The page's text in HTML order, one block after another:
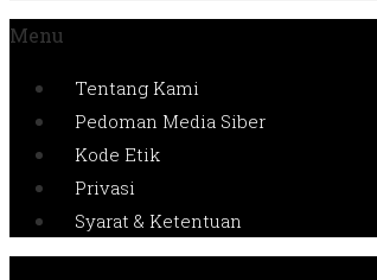
Menu
Tentang Kami
Pedoman Media Siber
Kode Etik
Privasi
Syarat & Ketentuan